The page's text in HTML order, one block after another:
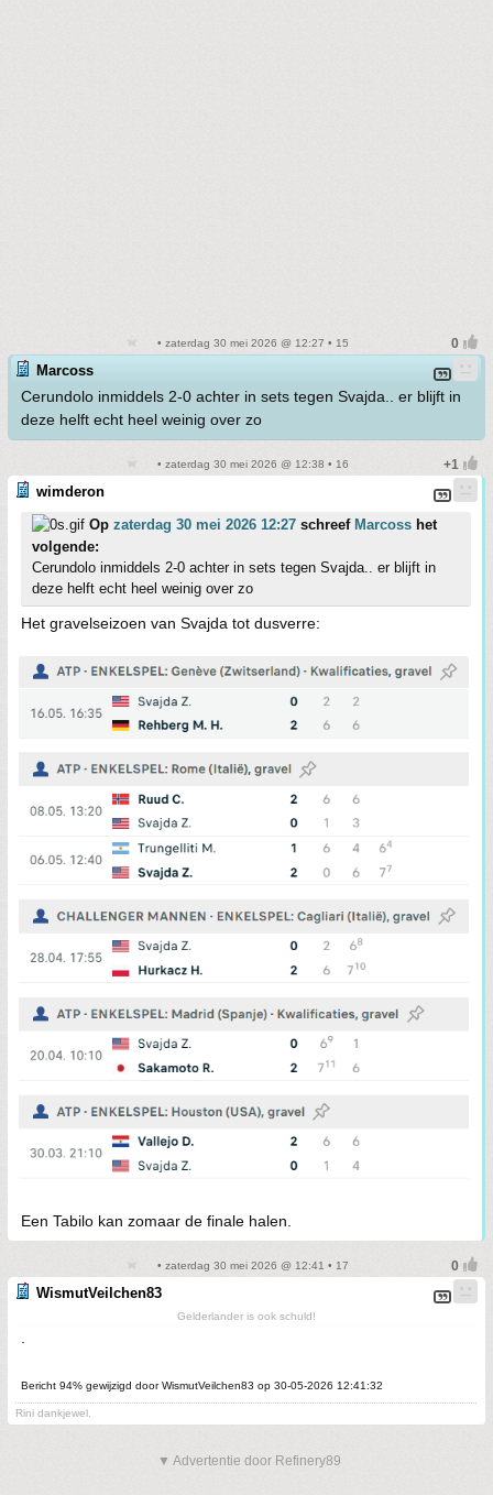
• zaterdag 30 mei 2026 @ 12:27 • 15
Marcoss
Cerundolo inmiddels 2-0 achter in sets tegen Svajda.. er blijft in
deze helft echt heel weinig over zo
• zaterdag 30 mei 2026 @ 12:38 • 16
wimderon
Op zaterdag 30 mei 2026 12:27 schreef Marcoss het
volgende:
Cerundolo inmiddels 2-0 achter in sets tegen Svajda.. er blijft in
deze helft echt heel weinig over zo
Het gravelseizoen van Svajda tot dusverre:
Een Tabilo kan zomaar de finale halen.
• zaterdag 30 mei 2026 @ 12:41 • 17
WismutVeilchen83
Gelderlander is ook schuld!
.
Bericht 94% gewijzigd door WismutVeilchen83 op 30-05-2026 12:41:32
Rini dankjewel.
▼ Advertentie door Refinery89